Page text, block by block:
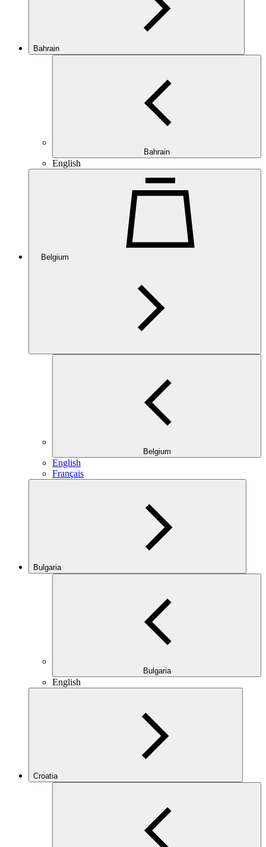
Bahrain
Bahrain
English
Belgium
Belgium
English
Français
Bulgaria
Bulgaria
English
Croatia